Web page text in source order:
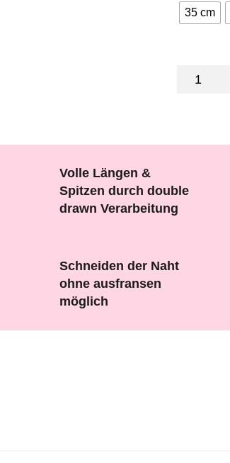
35 cm
Blonde
Volle Längen &
Spitzen durch double
drawn Verarbeitung
Schneiden der Naht
ohne ausfransen
möglich